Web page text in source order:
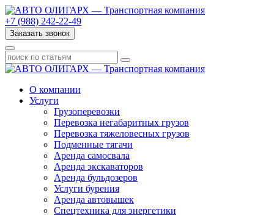
+7 (988) 242-22-49
Заказать звонок
О компании
Услуги
Грузоперевозки
Перевозка негабаритных грузов
Перевозка тяжеловесных грузов
Подменные тягачи
Аренда самосвала
Аренда экскаваторов
Аренда бульдозеров
Услуги бурения
Аренда автовышек
Спецтехника для энергетики